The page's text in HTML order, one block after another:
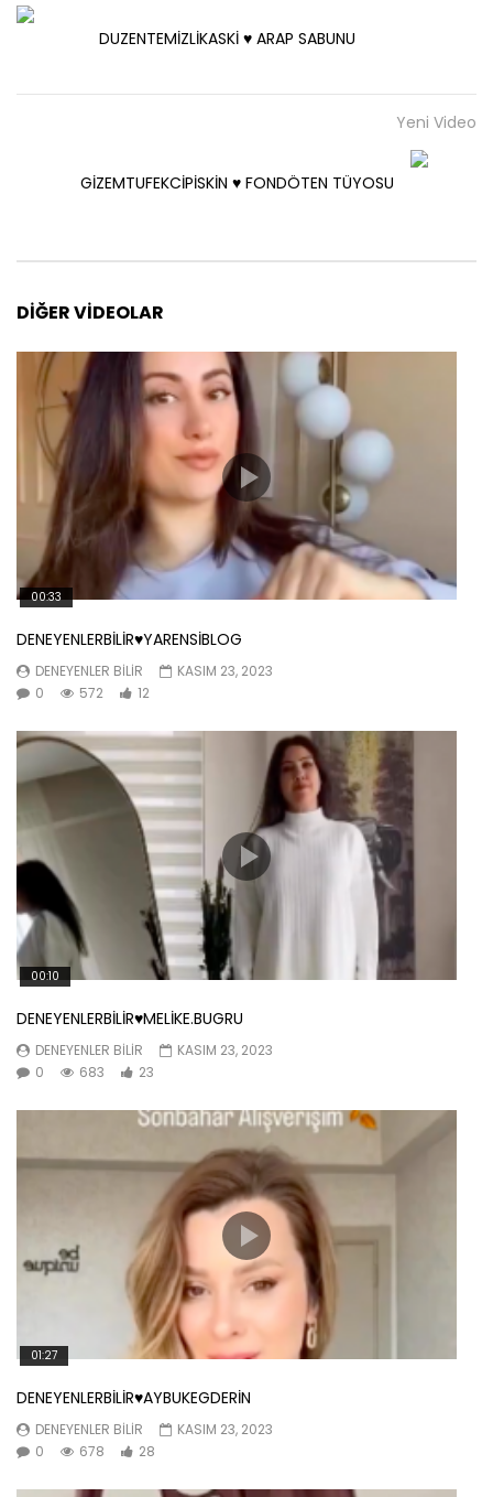
DUZENTEMİZLİKASKİ ♥️ ARAP SABUNU
Yeni Video
GİZEMTUFEKCİPİSKİN ♥️ FONDÖTEN TÜYOSU
DIĞER VIDEOLAR
00:33
DENEYENLERBİLİR♥️YARENSİBLOG
DENEYENLER BILIR
KASIM 23, 2023
0
572 12
00:10
DENEYENLERBİLİR♥️MELİKE.BUGRU
DENEYENLER BILIR
KASIM 23, 2023
0
683 23
01:27
DENEYENLERBİLİR♥️AYBUKEGDERİN
DENEYENLER BILIR
KASIM 23, 2023
0
678 28